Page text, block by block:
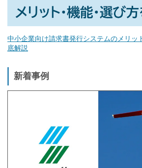
中小企業向け請求書発行システムのメリッ
底解説
新着事例